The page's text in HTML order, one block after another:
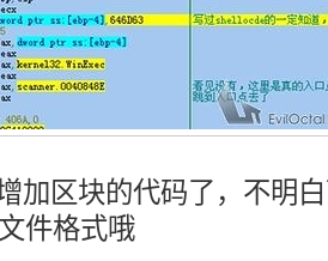
加区块的代码了，不明
件格式哦